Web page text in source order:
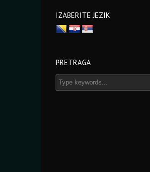
IZABERITE JEZIK
PRETRAGA